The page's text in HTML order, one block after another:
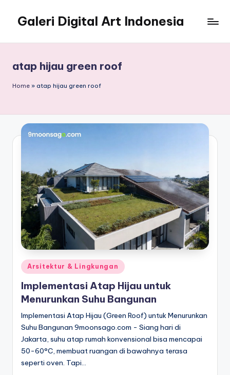
content
Galeri Digital Art Indonesia
Batas
di
Era
atap hijau green roof
Home » atap hijau green roof
Posted
in
Arsitektur & Lingkungan
Implementasi Atap Hijau untuk
Menurunkan Suhu Bangunan
Implementasi Atap Hijau (Green Roof) untuk Menurunkan
Suhu Bangunan 9moonsago.com - Siang hari di
Jakarta, suhu atap rumah konvensional bisa mencapai
50-60°C, membuat ruangan di bawahnya terasa
seperti oven. Tapi…